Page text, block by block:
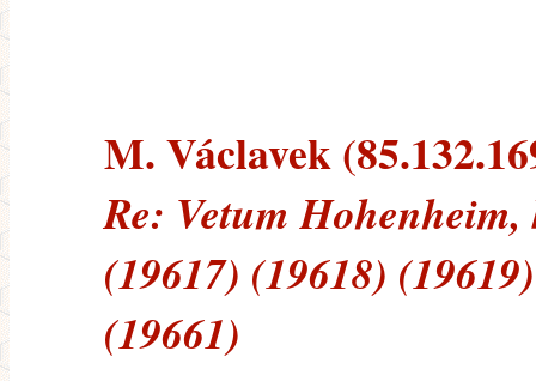
M. Václavek
Re: Vetum
(19617) (19618)
(19661)